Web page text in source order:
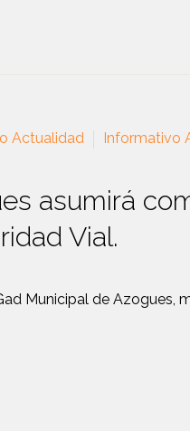
Actualidad Informativo
asumirá
Vial.
Municipal de Azogues,